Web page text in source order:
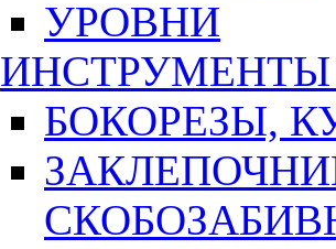
УРОВНИ
БОКОРЕЗЫ,